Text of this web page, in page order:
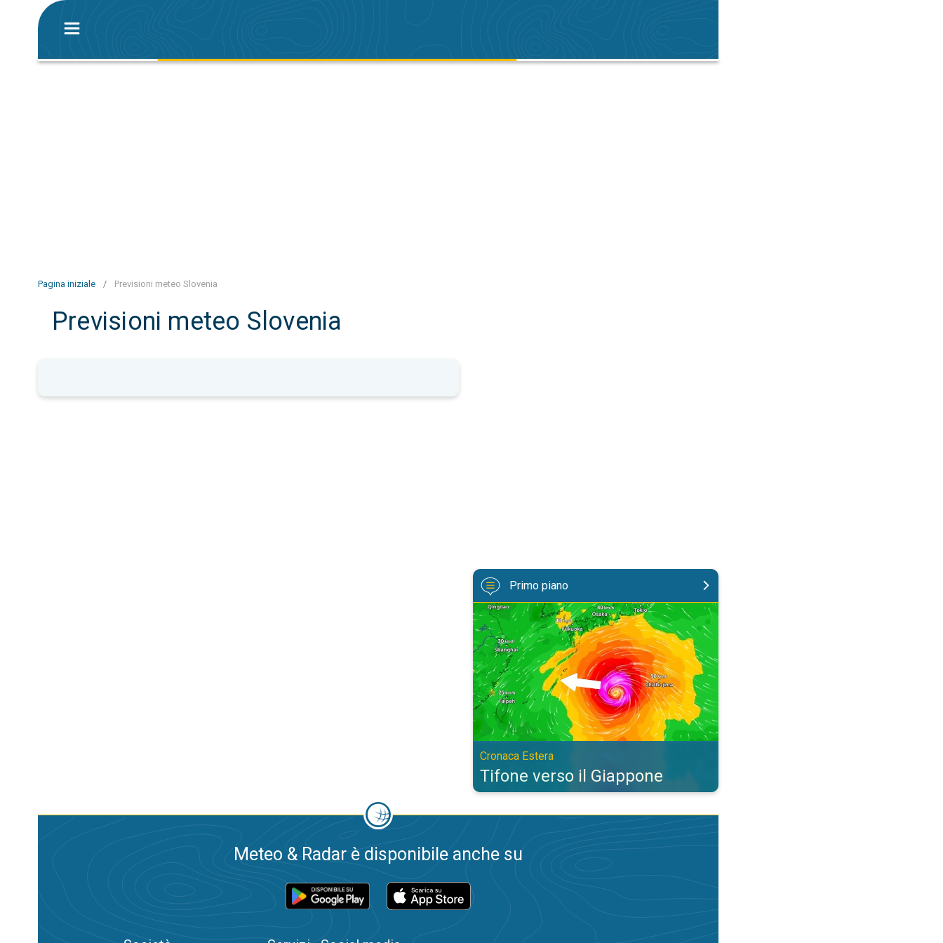
Pagina iniziale / Previsioni meteo Slovenia
Previsioni meteo Slovenia
Primo piano
Tifone verso il Giappone. Cronaca Estera. . .
Cronaca Estera
Tifone verso il Giappone
Meteo & Radar è disponibile anche su